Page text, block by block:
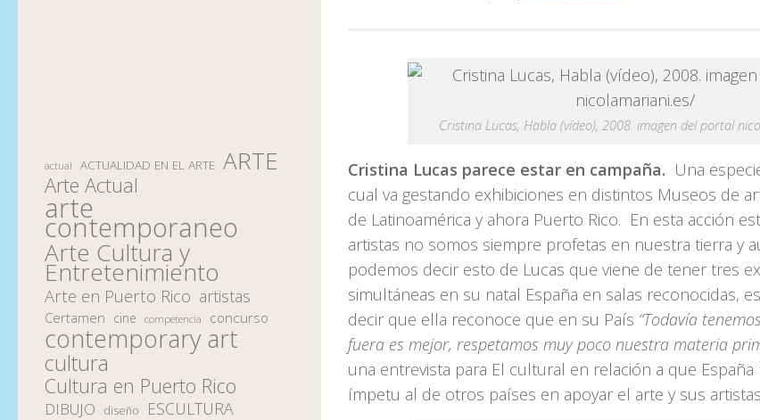
Cristina Lucas, Habla (vídeo), 2008. imagen del portal
Cristina Lucas parece estar en campaña. Una
cual va gestando exhibiciones en distintos Museos de
de Latinoamérica y ahora Puerto Rico. En esta acción
artistas no somos siempre profetas en nuestra tierra y
podemos decir esto de Lucas que viene de tener tres
simultáneas en su natal España en salas reconocidas,
decir que ella reconoce que en su País “Todavía
fuera es mejor, respetamos muy poco nuestra materia
una entrevista para El cultural en relación a que
ímpetu al de otros países en apoyar el arte y sus
actual ACTUALIDAD EN EL ARTE ARTE
Arte Actual
arte
contemporaneo
Arte Cultura y
Entretenimiento
Arte en Puerto Rico artistas
Certamen cine competencia concurso
contemporary art
cultura
Cultura en Puerto Rico
DIBUJO diseño ESCULTURA